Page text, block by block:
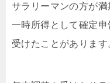
サラリーマンの方が満
一時所得として確定
受けたことがあります